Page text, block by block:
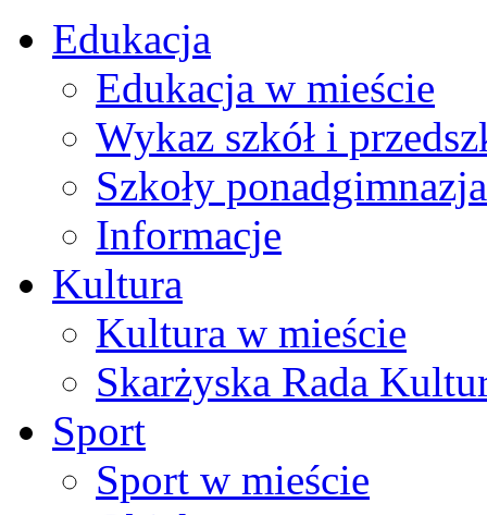
Edukacja
Edukacja w mieście
Wykaz szkół i
Szkoły
Informacje
Kultura
Kultura w mieście
Skarżyska Rada
Sport
Sport w mieście